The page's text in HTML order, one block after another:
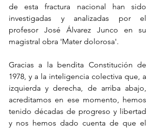
de esta fractura nacional han sido
investigadas y analizadas por el
profesor José Álvarez Junco en su
magistral obra 'Mater dolorosa'.
Gracias a la bendita Constitución de
1978, y a la inteligencia colectiva que, a
izquierda y derecha, de arriba abajo,
acreditamos en ese momento, hemos
tenido décadas de progreso y libertad
y nos hemos dado cuenta de que el